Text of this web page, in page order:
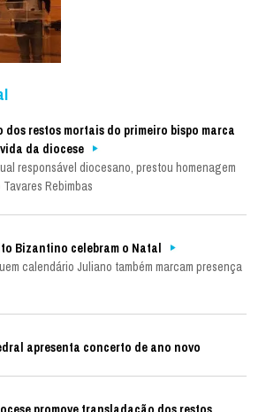
restos mortais do primeiro bispo marca
da diocese
responsável diocesano, prestou homenagem
Rebimbas
Bizantino celebram o Natal
calendário Juliano também marcam presença
apresenta concerto de ano novo